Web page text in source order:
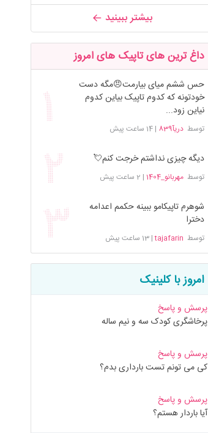
بیشتر ببینید
داغ ترین های تاپیک های امروز
حس ششم میای بیارمت😠مگه دست
خودتونه که کدوم تاپیک بیاین کدوم
نیاین زود...
توسطدریآ839 |14 ساعت پیش
دیگه چیزی نداشتم خرجت کنم💘
توسطمهربانو_1404 | 2 ساعت پیش
شوهرم تاپیکامو ببینه حکمم اعدامه
دخترا
توسط tajafarin
|13 ساعت پیش
امروز با کلینیک
پرسش و پاسخ
پرخاشگری کودک سه و نیم ساله
پرسش و پاسخ
کی می تونم تست بارداری بدم؟
پرسش و پاسخ
آیا باردار هستم؟